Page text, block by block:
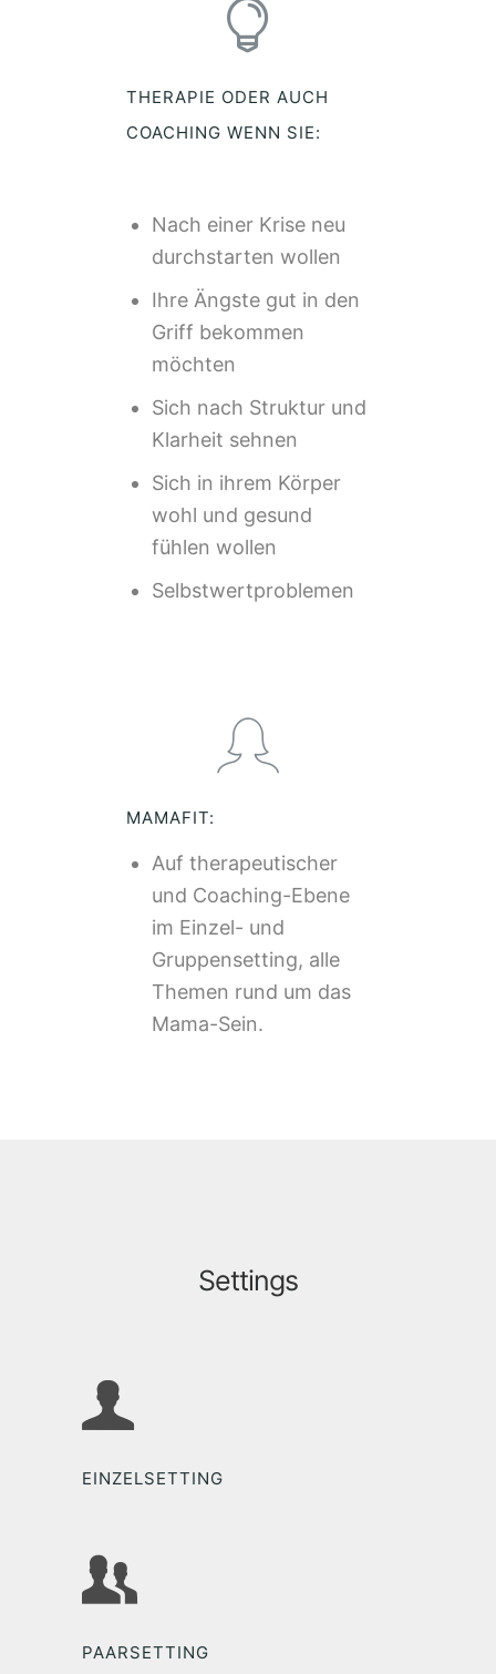
THERAPIE ODER AUCH
COACHING WENN SIE:
Nach einer Krise neu
durchstarten wollen
Ihre Ängste gut in den
Griff bekommen
möchten
Sich nach Struktur und
Klarheit sehnen
Sich in ihrem Körper
wohl und gesund
fühlen wollen
Selbstwertproblemen
MAMAFIT:
Auf therapeutischer
und Coaching-Ebene
im Einzel- und
Gruppensetting, alle
Themen rund um das
Mama-Sein.
Settings
EINZELSETTING
PAARSETTING